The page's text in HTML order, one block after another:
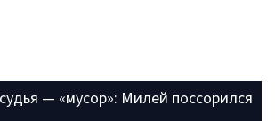
— «мусор»: Милей поссорился